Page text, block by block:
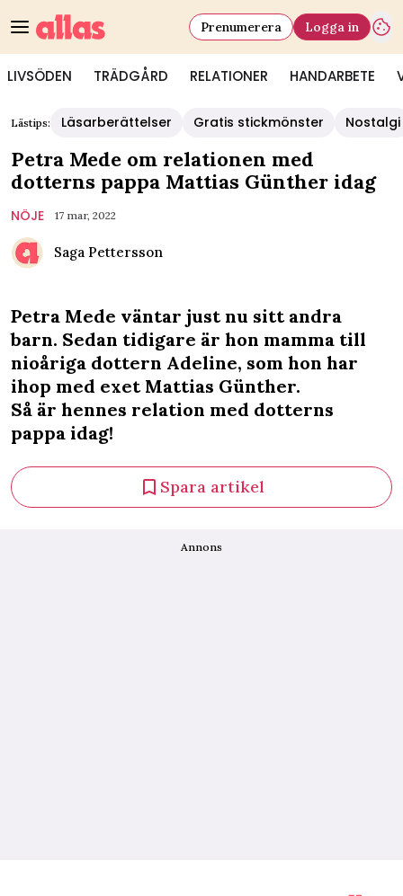
LIVSÖDEN TRÄDGÅRD RELATIONER HANDARBETE
Prenumerera Logga in
Lästips: Läsarberättelser Gratis stickmönster Nostalgi
Petra Mede om relationen med
dotterns pappa Mattias Günther idag
NÖJE 17 mar, 2022
Saga Pettersson
Petra Mede väntar just nu sitt andra
barn. Sedan tidigare är hon mamma till
nioåriga dottern Adeline, som hon har
ihop med exet Mattias Günther.
Så är hennes relation med dotterns
pappa idag!
Spara artikel
Annons